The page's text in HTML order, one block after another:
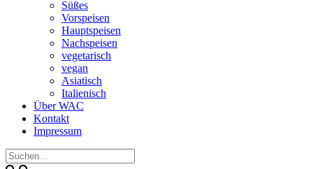
Süßes
Vorspeisen
Hauptspeisen
Nachspeisen
vegetarisch
vegan
Asiatisch
Italienisch
Über WAC
Kontakt
Impressum